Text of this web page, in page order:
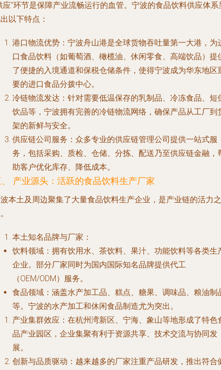
应”环节是保障产业流畅运行的血管。宁波的食品饮料供应体系
以下特点：
港口物流优势 ：宁波舟山港是全球货物吞吐量第一大港，为
口食品饮料（如葡萄酒、橄榄油、休闲零食、高端饮品）提
了便捷的入境通道和保税仓储条件，使得宁波成为华东地区
要的进口食品分拨中心。
冷链物流发达 ：针对需要低温保存的乳制品、冷冻食品、短
饮品等，宁波拥有完善的冷链物流网络，确保产品从工厂到
架的新鲜与安全。
供应链公司服务 ：众多专业的供应链管理公司提供一站式服
务，包括采购、质检、仓储、分拣、配送乃至供应链金融，
助客户优化库存、降低成本。
产业源头：活跃的食品饮料生产厂家
本土及周边聚集了大量食品饮料生产企业，是产业链的活力之
本土知名品牌与厂家 ：
饮料领域 ：拥有饮用水、茶饮料、果汁、功能饮料等各类生
企业。部分厂家同时为国内国际知名品牌提供代工
（OEM/ODM）服务。
食品领域 ：涵盖水产加工品、糕点、糖果、调味品、粮油制
等。宁波的水产加工和休闲食品制造尤为突出。
产业集群效应 ：在杭州湾新区、宁海、象山等地形成了特色
品产业园区，企业集聚有利于资源共享、技术交流与协同发
展。
创新与品质驱动 ：越来越多的厂家注重产品研发，推出符合